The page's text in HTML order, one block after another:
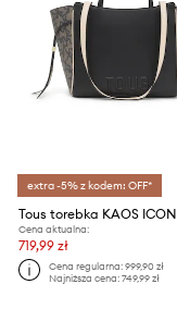
extra -5% z kodem: OFF*
Tous torebka KAOS ICON
Cena aktualna:
719,99 zł
Cena regularna:999,90 zł
Najniższa cena:749,99 zł